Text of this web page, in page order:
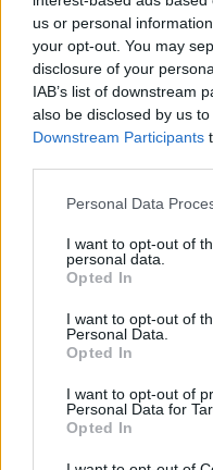
us or personal
your opt-out. You may
disclosure of your
IAB’s list of downstream
also be disclosed by us
Downstream Participants
Personal Data
I want to opt-out of
personal data.
Opted In
I want to opt-out of
Personal Data.
Opted In
I want to opt-out of
Personal Data for
Opted In
επιβεβαιώσει ή να
στοιχεία.
- Ποιος αποφασίζει
Τον επιλέγω εγώ;
Ναι, ο πολίτης
αλφαριθμητικά
σύστημα. Η επιλογή
αριθμού μέσω της
- Σε ποιους
ΑΜΚΑ, είτε είναι
- Τι απαιτείται για